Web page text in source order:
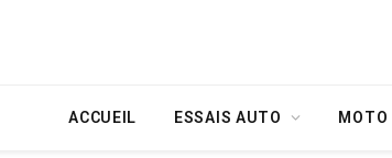
ACCUEIL ESSAIS AUTO MOTO